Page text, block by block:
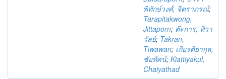
พิทักษ์วงศ์, จิตราภรณ์;
Tarapitakwong,
Jittaporn; ต๊ะการ, ทิวา
วัลย์; Takran,
Tiwawan; เกียรติยากุล,
ชัยทัศน์; Kiattiyakul,
Chaiyathad